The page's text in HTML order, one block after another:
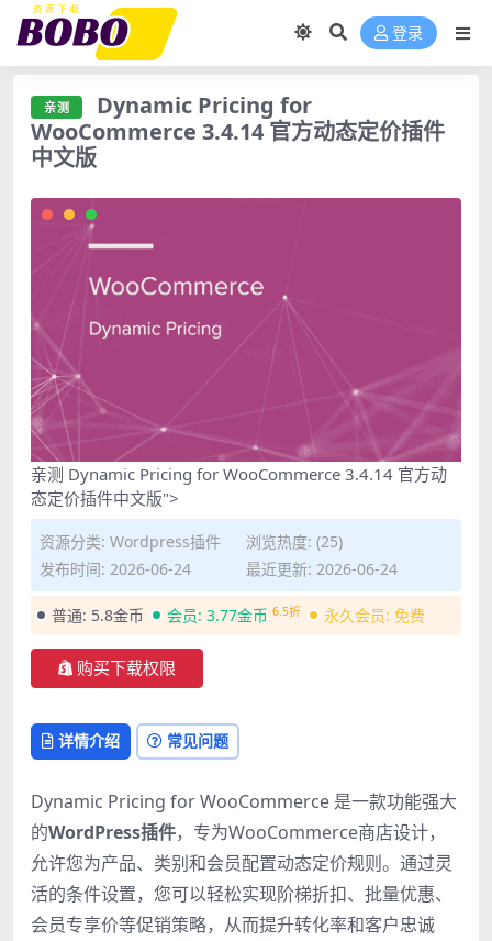
登录
亲测
Dynamic Pricing for
WooCommerce 3.4.14 官方动态定价插件
中文版
亲测 Dynamic Pricing for WooCommerce 3.4.14 官方动
态定价插件中文版">
资源分类: Wordpress插件
浏览热度: (25)
发布时间: 2026-06-24
最近更新: 2026-06-24
普通: 5.8金币 会员: 3.77金币 6.5折 永久会员: 免费
购买下载权限
详情介绍 常见问题
Dynamic Pricing for WooCommerce 是一款功能强大
的WordPress插件，专为WooCommerce商店设计，
允许您为产品、类别和会员配置动态定价规则。通过灵
活的条件设置，您可以轻松实现阶梯折扣、批量优惠、
会员专享价等促销策略，从而提升转化率和客户忠诚